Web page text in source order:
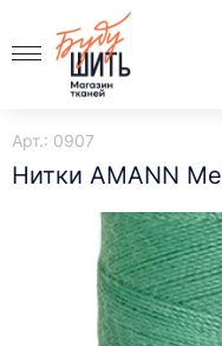
Арт.: 0907
Нитки AMANN